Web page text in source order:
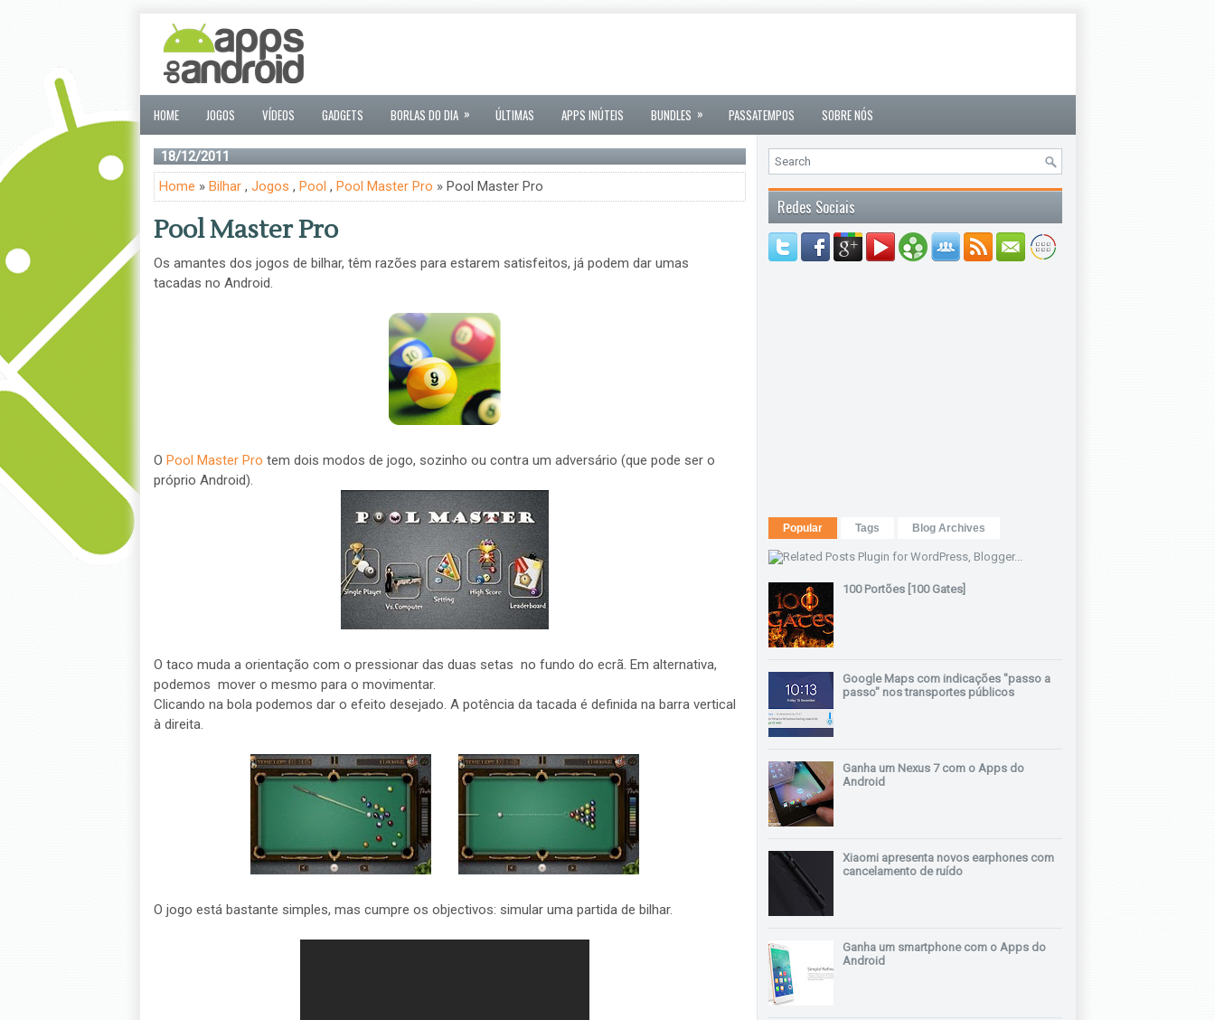
HOME JOGOS VÍDEOS GADGETS BORLAS DO DIA » ÚLTIMAS APPS INÚTEIS BUNDLES » PASSATEMPOS SOBRE NÓS
18/12/2011
Home » Bilhar, Jogos , Pool , Pool Master Pro » Pool Master Pro
Pool Master Pro
Os amantes dos jogos de bilhar, têm razões para estarem satisfeitos, já podem dar umas
tacadas no Android.
O Pool Master Pro tem dois modos de jogo, sozinho ou contra um adversário (que pode ser o
próprio Android).
O taco muda a orientação com o pressionar das duas setas no fundo do ecrã. Em alternativa,
podemos mover o mesmo para o movimentar.
Clicando na bola podemos dar o efeito desejado. A potência da tacada é definida na barra vertical
à direita.
O jogo está bastante simples, mas cumpre os objectivos: simular uma partida de bilhar.
Redes Sociais
Popular Tags Blog Archives
100 Portões [100 Gates]
Google Maps com indicações "passo a
passo" nos transportes públicos
Ganha um Nexus 7 com o Apps do
Android
Xiaomi apresenta novos earphones com
cancelamento de ruído
Ganha um smartphone com o Apps do
Android